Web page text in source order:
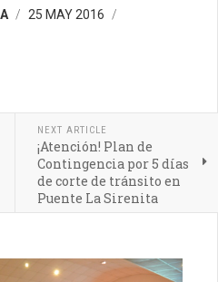
25 MAY 2016
NEXT ARTICLE
¡Atención! Plan de
Contingencia por 5 días
de corte de tránsito en
Puente La Sirenita